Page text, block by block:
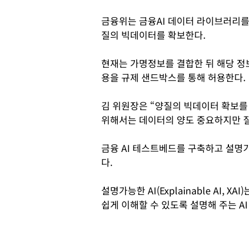
금융위는 금융AI 데이터 라이브러리
질의 빅데이터를 확보한다.
현재는 가명정보를 결합한 뒤 해당
용을 규제 샌드박스를 통해 허용한다.
김 위원장은 “양질의 빅데이터 확보
위해서는 데이터의 양도 중요하지만
금융 AI 테스트베드를 구축하고 설명
다.
설명가능한 AI(Explainable AI, XAI)
쉽게 이해할 수 있도록 설명해 주는